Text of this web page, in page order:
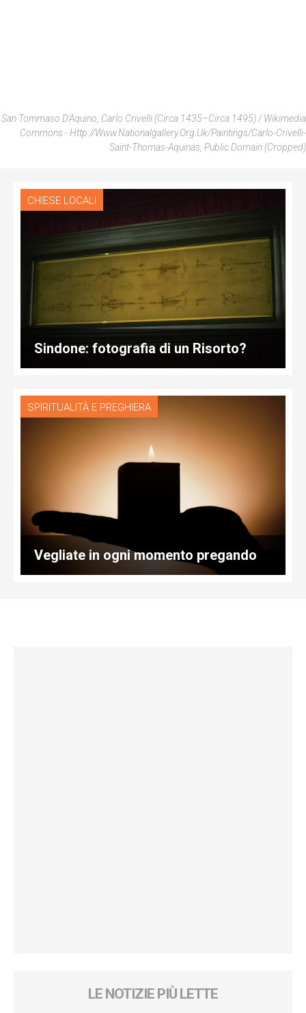
San Tommaso D'Aquino, Carlo Crivelli (circa 1435–Circa 1495) / Wikimedia
Commons - Http://www.nationalgallery.org.uk/paintings/carlo-Crivelli-
Saint-Thomas-Aquinas, Public Domain (cropped)
CHIESE LOCALI
Sindone: fotografia di un Risorto?
SPIRITUALITÀ E PREGHIERA
Vegliate in ogni momento pregando
LE NOTIZIE PIÙ LETTE